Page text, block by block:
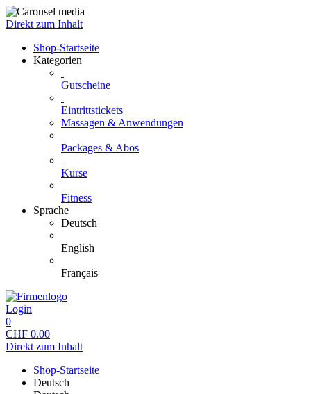
Direkt zum Inhalt
Shop-Startseite
Kategorien
Gutscheine
Eintrittstickets
Massagen & Anwendungen
Packages & Abos
Kurse
Fitness
Sprache
Deutsch
English
Français
Login
0
CHF 0.00
Direkt zum Inhalt
Shop-Startseite
Deutsch